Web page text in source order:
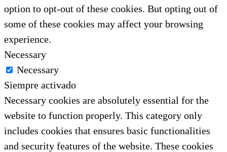
option to opt-out of these cookies. But opting out of
some of these cookies may affect your browsing
experience.
Necessary
Necessary
Siempre activado
Necessary cookies are absolutely essential for the
website to function properly. This category only
includes cookies that ensures basic functionalities
and security features of the website. These cookies